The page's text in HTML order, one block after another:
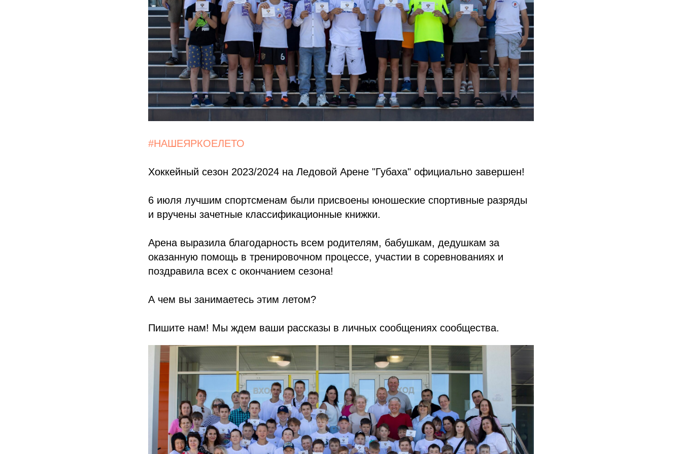
#НАШЕЯРКОЕЛЕТО
Хоккейный сезон 2023/2024 на Ледовой Арене "Губаха" официально завершен!
6 июля лучшим спортсменам были присвоены юношеские спортивные разряды
и вручены зачетные классификационные книжки.
Арена выразила благодарность всем родителям, бабушкам, дедушкам за
оказанную помощь в тренировочном процессе, участии в соревнованиях и
поздравила всех с окончанием сезона!
А чем вы занимаетесь этим летом?
Пишите нам! Мы ждем ваши рассказы в личных сообщениях сообщества.